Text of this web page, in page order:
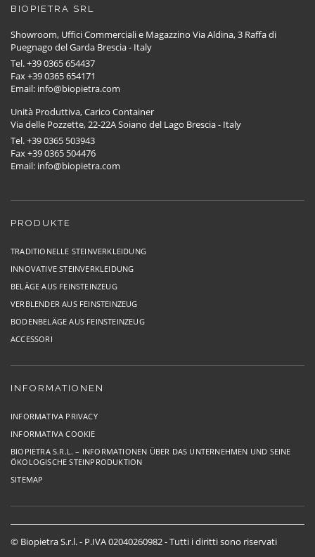
BIOPIETRA SRL
Showroom, Uffici Commerciali e Magazzino Via Aldina, 3 Raffa di
Puegnago del Garda Brescia - Italy
Tel. +39 0365 654437
Fax +39 0365 654171
Email: info@biopietra.com
Unità Produttiva, Carico Container
Via delle Pozzette, 22-22A Soiano del Lago Brescia - Italy
Tel. +39 0365 503943
Fax +39 0365 504476
Email: info@biopietra.com
PRODUKTE
TRADITIONELLE STEINVERKLEIDUNG
INNOVATIVE STEINVERKLEIDUNG
BELÄGE AUS FEINSTEINZEUG
VERBLENDER AUS FEINSTEINZEUG
BODENBELÄGE AUS FEINSTEINZEUG
ACCESSORI
INFORMATIONEN
INFORMATIVA PRIVACY
INFORMATIVA COOKIE
BIOPIETRA S.R.L. – INFORMATIONEN ÜBER DAS UNTERNEHMEN UND SEINE
ÖKOLOGISCHE STEINPRODUKTION
SITEMAP
© Biopietra S.r.l. - P.IVA 02040260982 - Tutti i diritti sono riservati